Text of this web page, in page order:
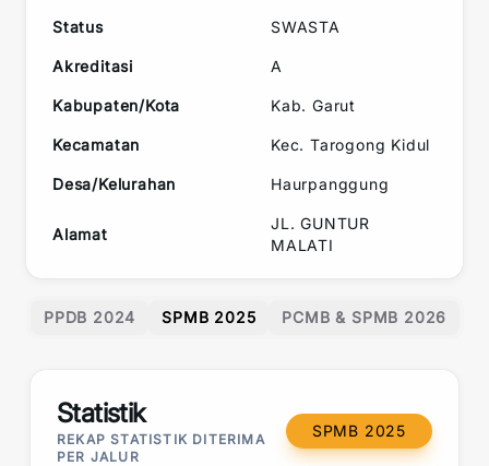
Status SWASTA
Akreditasi A
Kabupaten/Kota Kab. Garut
Kecamatan Kec. Tarogong Kidul
Desa/Kelurahan Haurpanggung
Alamat
JL. GUNTUR
MALATI
PPDB 2024 SPMB 2025 PCMB & SPMB 2026
Statistik
REKAP STATISTIK DITERIMA
PER JALUR
SPMB 2025